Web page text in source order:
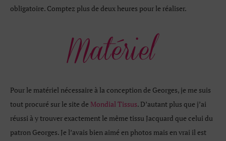
obligatoire. Comptez plus de deux heures pour le réaliser.
Pour le matériel nécessaire à la conception de Georges, je me suis
tout procuré sur le site de Mondial Tissus. D’autant plus que j’ai
réussi à y trouver exactement le même tissu Jacquard que celui du
patron Georges. Je l’avais bien aimé en photos mais en vrai il est